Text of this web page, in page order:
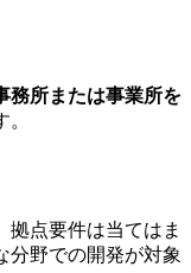
務所または事業所を
拠点要件は当てはま
分野での開発が対象